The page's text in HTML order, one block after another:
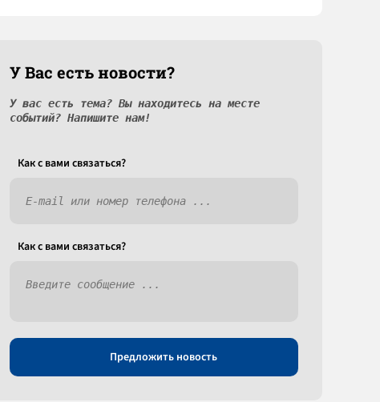
У Вас есть новости?
У вас есть тема? Вы находитесь на месте
событий? Напишите нам!
Как c вами связаться?
Как c вами связаться?
Предложить новость